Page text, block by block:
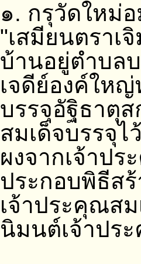
๑. กรุวัดใหม่
"เสมียนตราเ
บ้านอยู่ตำบล
เจดีย์องค์ให
บรรจุอัฐิธาตุส
สมเด็จบรรจุไ
ผงจากเจ้าป
ประกอบพิธีส
เจ้าประคุณสม
นิมนต์เจ้าปร